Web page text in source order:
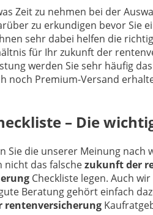
Zeit zu nehmen bei der
zu erkundigen bevor Sie
sehr dabei helfen die
für Ihr zukunft der
werden Sie sehr häufig das
noch Premium-Versand
– Die
Sie die unserer Meinung
nicht das falschezukunft der
Checkliste legen. Auch
Beratung gehört einfach
rentenversicherung